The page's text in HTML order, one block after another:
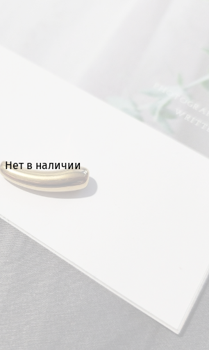
Нет в наличии